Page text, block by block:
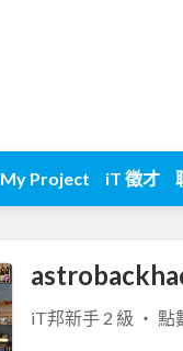
My Project iT 徵才
iT邦新手 2 級 ‧ 點